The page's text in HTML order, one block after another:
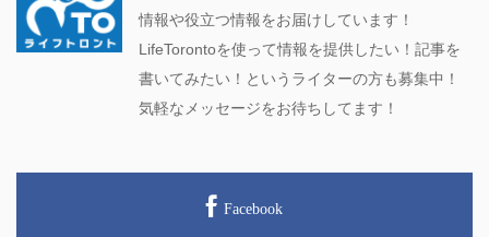
情報や役立つ情報をお届けしています！
LifeTorontoを使って情報を提供したい！記事を
書いてみたい！というライターの方も募集中！
気軽なメッセージをお待ちしてます！
Facebook